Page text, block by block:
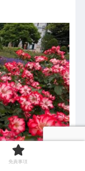
免責事項